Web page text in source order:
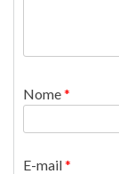
Nome*
E-mail*